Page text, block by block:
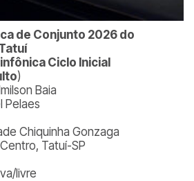
de Conjunto 2026 do
Ciclo Inicial
)
Baia
Pelaes
Chiquinha Gonzaga
Tatuí-SP
livre